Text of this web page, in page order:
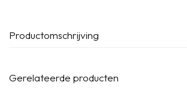
Productomschrijving
Gerelateerde producten